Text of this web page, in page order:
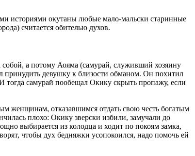
историями окутаны любые мало-мальски старинные
считается обителью духов.
собой, а потому Аояма (самурай, служивший хозяину
принудить девушку к близости обманом. Он похитил
тогда самурай пообещал Окику скрыть пропажу, если
женщинам, отказавшимся отдать свою честь богатым
плохо: Окику зверски избили, замучали до
выбирается из колодца и ходит по покоям замка,
чтобы дух бедняжки усопокоился, надо помочь ей